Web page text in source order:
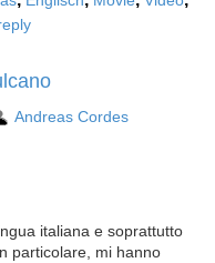
Andreas Cordes
italiana e soprattutto
particolare, mi hanno